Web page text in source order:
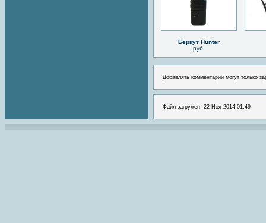
Беркут Hunter
руб.
Добавлять комментарии могут только
Файл загружен: 22 Ноя 2014 01:49